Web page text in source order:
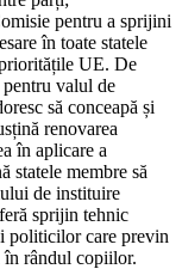
pentru a sprijini
în toate statele
UE. De
valul de
să conceapă și
renovarea
în aplicare a
statele membre să
de instituire
sprijin tehnic
politicilor care previn
în rândul copiilor.